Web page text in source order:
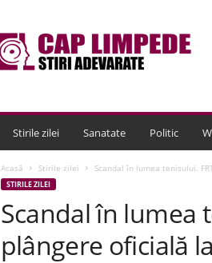
Stirile zilei Sanatate Politic
Acasă Stirile zilei Scandal în lumea tenisului.
STIRILE ZILEI
Scandal în lumea
plângere oficială